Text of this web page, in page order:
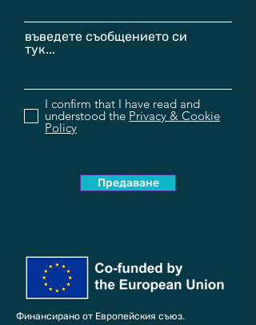
въведете съобщението си
тук...
I confirm that I have read and
understood the Privacy & Cookie
Policy
Предаване
Финансирано от Европейския съюз.